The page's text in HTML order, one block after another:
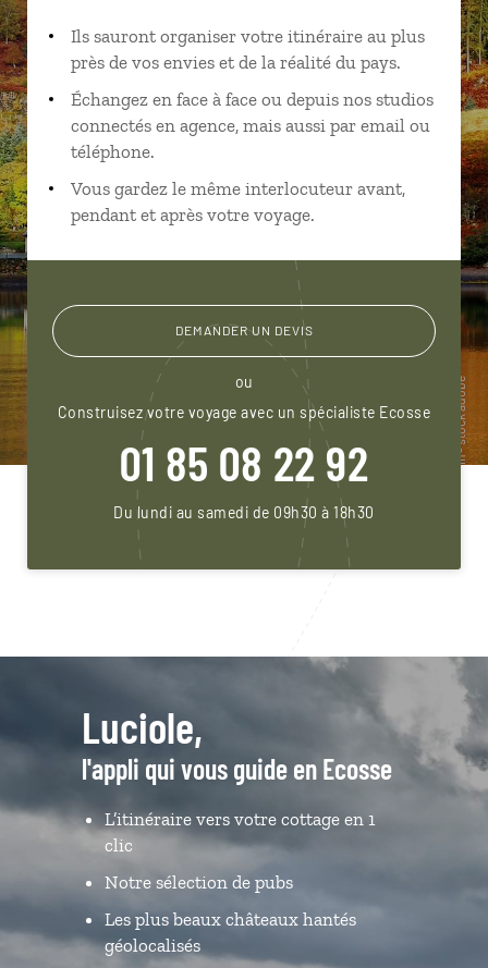
Ils sauront organiser votre itinéraire au plus
près de vos envies et de la réalité du pays.
Échangez en face à face ou depuis nos studios
connectés en agence, mais aussi par email ou
téléphone.
Vous gardez le même interlocuteur avant,
pendant et après votre voyage.
DEMANDER UN DEVIS
ou
Construisez votre voyage avec un spécialiste Ecosse
01 85 08 22 92
Du lundi au samedi de 09h30 à 18h30
Luciole,
l'appli qui vous guide en Ecosse
L’itinéraire vers votre cottage en 1
clic
Notre sélection de pubs
Les plus beaux châteaux hantés
géolocalisés